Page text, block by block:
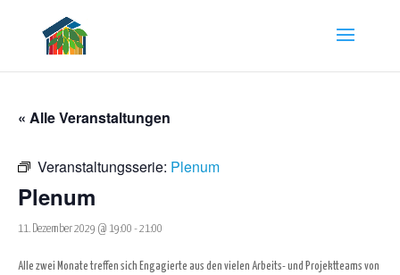
« Alle Veranstaltungen
Veranstaltungsserie: Plenum
Plenum
11. Dezember 2029 @ 19:00 -21:00
Alle zwei Monate treffen sich Engagierte aus den vielen Arbeits- und Projektteams von